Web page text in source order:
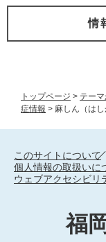
トップページ > テー
症情報 > 麻しん（は
情
このサイトについて
個人情報の取扱いに
ウェブアクセシビリ
福